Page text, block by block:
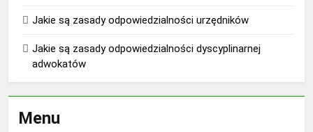
Jakie są zasady odpowiedzialności urzędników
Jakie są zasady odpowiedzialności dyscyplinarnej
adwokatów
Menu